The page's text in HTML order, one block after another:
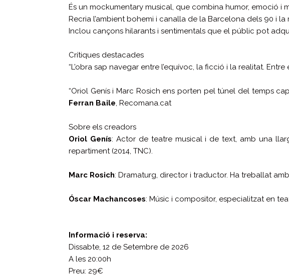
És un mockumentary musical, que combina humor, emoció i
Recria l’ambient bohemi i canalla de la Barcelona dels 90 i la
Inclou cançons hilarants i sentimentals que el públic pot
Crítiques destacades
“L’obra sap navegar entre l’equívoc, la ficció i la realitat.
“Oriol Genís i Marc Rosich ens porten pel túnel del temps
Ferran Baile, Recomana.cat
Sobre els creadors
Oriol Genís: Actor de teatre musical i de text, amb una
repartiment (2014, TNC).
Marc Rosich: Dramaturg, director i traductor. Ha treballat amb
Óscar Machancoses: Músic i compositor, especialitzat en
Informació i reserva:
Dissabte, 12 de Setembre de 2026
A les 20:00h
Preu: 29€